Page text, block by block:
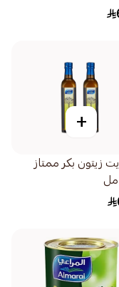
+
زيت زيتون بكر ممتاز